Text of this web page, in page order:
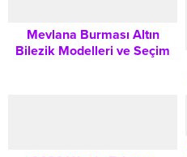
Mevlana Burması Altın
Bilezik Modelleri ve Seçim